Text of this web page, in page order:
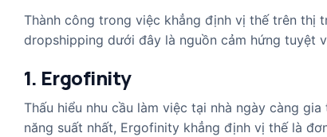
Thành công trong việc khẳng định vị thế trên thị
dropshipping dưới đây là nguồn cảm hứng tuyệt
1. Ergofinity
Thấu hiểu nhu cầu làm việc tại nhà ngày càng
năng suất nhất, Ergofinity khẳng định vị thế là